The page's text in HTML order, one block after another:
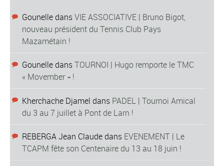
Gounelle dansVIE ASSOCIATIVE | Bruno Bigot,
nouveau président du Tennis Club Pays
Mazamétain !
Gounelle dansTOURNOI | Hugo remporte le TMC
« Movember » !
Kherchache Djamel dans PADEL | Tournoi Amical
du 3 au 7 juillet à Pont de Larn !
REBERGA Jean Claude dans EVENEMENT | Le
TCAPM fête son Centenaire du 13 au 18 juin !